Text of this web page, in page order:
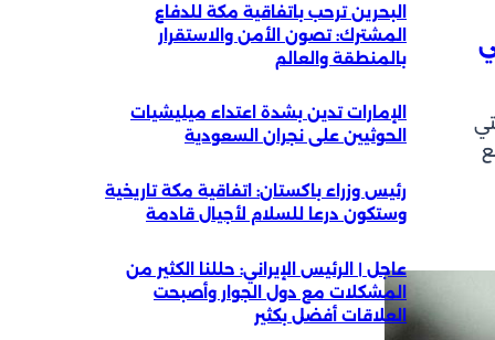
البحرين ترحب باتفاقية مكة للدفاع
المشترك: تصون الأمن والاستقرار
بالمنطقة والعالم
الإمارات تدين بشدة اعتداء ميليشيات
الحوثيين على نجران السعودية
رئيس وزراء باكستان: اتفاقية مكة تاريخية
وستكون درعا للسلام لأجيال قادمة
عاجل | الرئيس الإيراني: حللنا الكثير من
المشكلات مع دول الجوار وأصبحت
العلاقات أفضل بكثير